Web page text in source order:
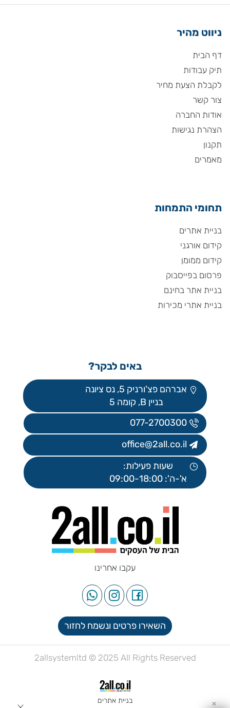
ניווט מהיר
דף הבית
תיק עבודות
לקבלת הצעת מחיר
צור קשר
אודות החברה
הצהרת נגישות
תקנון
מאמרים
תחומי התמחות
בניית אתרים
קידום אורגני
קידום ממומן
פרסום בפייסבוק
בניית אתר בחינם
בניית אתרי מכירות
באים לבקר?
אברהם פצ'ורניק 5, נס ציונה
בניין B, קומה 5
077-2700300
office@2all.co.il
שעות פעילות:
א'-ה': 09:00-18:00
עקבו אחרינו
השאירו פרטים ונשמח לחזור
2allsystemltd © 2025 All Rights Reserved
בניית אתרים ✕